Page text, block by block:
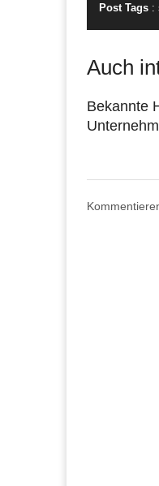
Post Tags :
Auch
Bekannte